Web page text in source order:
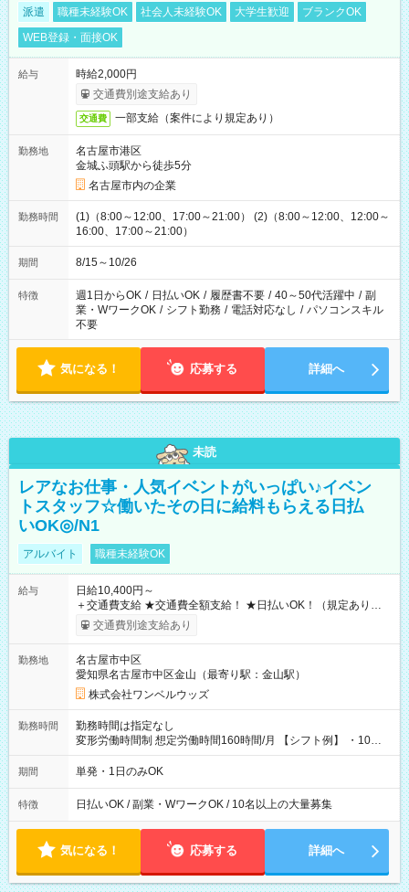
派遣 職種未経験OK 社会人未経験OK 大学生歓迎
ブランクOK
WEB登録・面接OK
給与
時給2,000円
交通費別途支給あり
交通費 一部支給（案件により規定あり）
勤務地
名古屋市港区
金城ふ頭駅から徒歩5分
名古屋市内の企業
勤務時間
(1)（8:00～12:00、17:00～21:00） (2)（8:00～12:00、12:00～
16:00、17:00～21:00）
期間 8/15～10/26
特徴 週1日からOK / 日払いOK / 履歴書不要 / 40～50代活躍中 / 副
業・WワークOK / シフト勤務 / 電話対応なし / パソコンスキル
不要
気になる！ 応募する 詳細へ
未読
レアなお仕事・人気イベントがいっぱい♪イベン
トスタッフ☆働いたその日に給料もらえる日払
いOK◎/N1
アルバイト 職種未経験OK
給与
日給10,400円～
＋交通費支給 ★交通費全額支給！ ★日払いOK！（規定あり） ┗
働いたその日に現金GET♪ お仕事後はコンビニATMから 日払
交通費別途支給あり
勤務地
名古屋市中区
愛知県名古屋市中区金山（最寄り駅：金山駅）
株式会社ワンベルウッズ
勤務時間
勤務時間は指定なし
変形労働時間制 想定労働時間160時間/月 【シフト例】 ・10：
00～20：00
期間 単発・1日のみOK
特徴 日払いOK / 副業・WワークOK / 10名以上の大量募集
気になる！ 応募する 詳細へ